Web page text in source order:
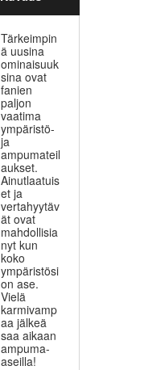
Tärkeimpin
ä uusina
ominaisuuk
sina ovat
fanien
paljon
vaatima
ympäristö-
ja
ampumateil
aukset.
Ainutlaatuis
et ja
vertahyytäv
ät ovat
mahdollisia
nyt kun
koko
ympäristösi
on ase.
Vielä
karmivamp
aa jälkeä
saa aikaan
ampuma-
aseilla!